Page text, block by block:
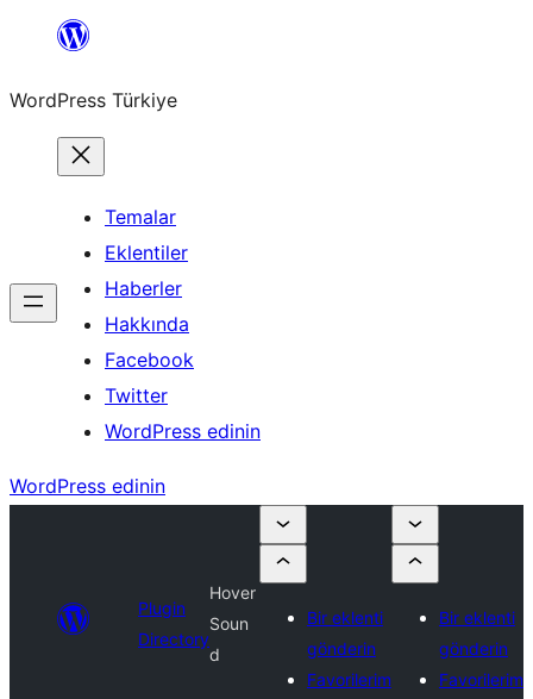
İçeriğe
WordPress Türkiye
Temalar
Eklentiler
Haberler
Hakkında
Facebook
Twitter
WordPress edinin
WordPress edinin
Plugin
Directory
Hover
Soun
d
Bir eklenti
gönderin
Favorilerim
Bir eklenti
gönderin
Favorilerim